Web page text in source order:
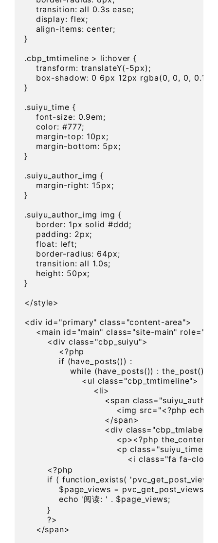
    transition: all 0.3s ease;
    display: flex;
    align-items: center;
}
.cbp_tmtimeline > li:hover {
    transform: translateY(-5px);
    box-shadow: 0 6px 12px rgba(0, 0, 0, 0.15);
}
.suiyu_time {
    font-size: 0.9em;
    color: #777;
    margin-top: 10px;
    margin-bottom: 5px;
}
.suiyu_author_img {
    margin-right: 15px;
}
.suiyu_author_img img {
    border: 1px solid #ddd;
    padding: 2px;
    float: left;
    border-radius: 64px;
    transition: all 1.0s;
    height: 50px;
}
</style>
<div id="primary" class="content-area">
<main id="main" class="site-main"
        <div class="cbp_suiyu">
            <?php
            if (have_posts()) :
while (have_posts()) : the_post();
                    <ul class="cbp_tmtimeline">
                        <li>
<span
<img src="<?php
                            </span>
                            <div class="cbp_tmlabel">
<p><?php
                                <p class="suiyu_time">
<i
        <?php
if ( function_exists( 'pvc_get_post_views'
$page_views = pvc_get_post_views(
            echo '阅读: ' . $page_views;
        }
        ?>
    </span>